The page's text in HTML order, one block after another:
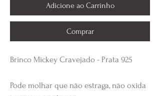
Adicione ao Carrinho
Comprar
Brinco Mickey Cravejado - Prata 925
Pode molhar que não estraga, não oxida